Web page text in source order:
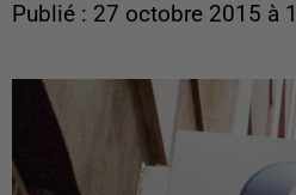
Publié : 27 octobre 2015 à